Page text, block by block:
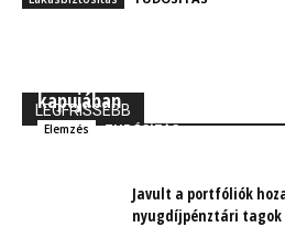
LEGFRISSEBB
kapujában
Elemzés TUDÓSÍTÁS
Javult a portfóliók
nyugdíjpénztári tagok